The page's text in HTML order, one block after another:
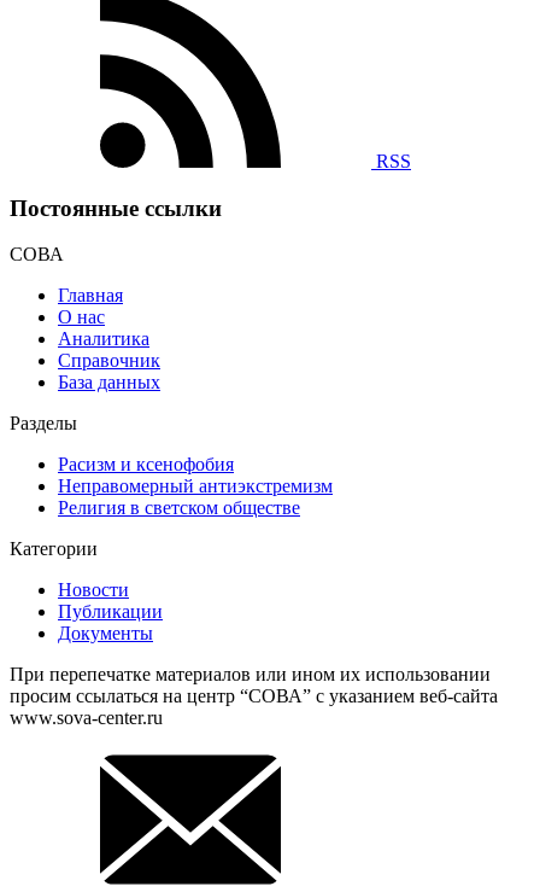
RSS
Постоянные ссылки
СОВА
Главная
О нас
Аналитика
Справочник
База данных
Разделы
Расизм и ксенофобия
Неправомерный антиэкстремизм
Религия в светском обществе
Категории
Новости
Публикации
Документы
При перепечатке материалов или ином их использовании
просим ссылаться на центр “СОВА” с указанием веб-сайта
www.sova-center.ru